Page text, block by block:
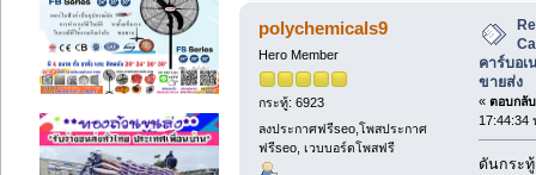
polychemicals9
Hero Member
กระทู้: 6923
ลงประกาศฟรีseo,โพสประกาศ
ฟรีseo, เวบบอร์ดโพสฟรี
คาร์บอเ
ขายส่ง
« ตอบกลั
17:44:34
ดันกระทู้